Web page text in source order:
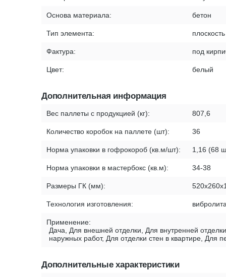
Основа материала: бетон
Тип элемента: плоскость
Фактура: под
Цвет: белый
Дополнительная информация
Вес паллеты с продукцией (кг): 807,6
Количество коробок на паллете (шт): 36
Норма упаковки в гофрокороб (кв.м/шт): 1,16 (68
Норма упаковки в мастербокс (кв.м): 34-38
Размеры ГК (мм):
Технология изготовления:
Применение:
Дача, Для внешней отделки, Для внутренней
наружных работ, Для отделки стен в квартире,
Дополнительные характеристики